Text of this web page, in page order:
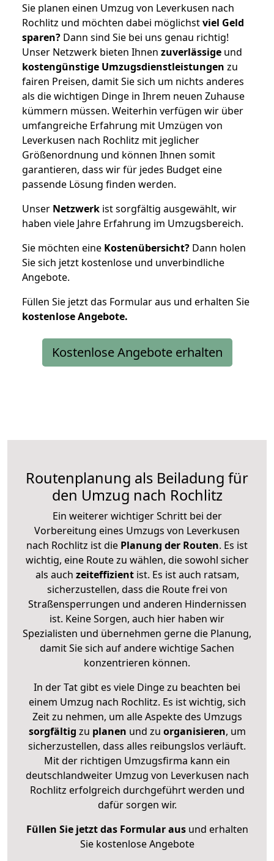
Sie planen einen Umzug von Leverkusen nach
Rochlitz und möchten dabei möglichstviel Geld
sparen? Dann sind Sie bei uns genau richtig!
Unser Netzwerk bieten Ihnen zuverlässige und
kostengünstige Umzugsdienstleistungen zu
fairen Preisen, damit Sie sich um nichts anderes
als die wichtigen Dinge in Ihrem neuen Zuhause
kümmern müssen. Weiterhin verfügen wir über
umfangreiche Erfahrung mit Umzügen von
Leverkusen nach Rochlitz mit jeglicher
Größenordnung und können Ihnen somit
garantieren, dass wir für jedes Budget eine
passende Lösung finden werden.
Unser Netzwerk ist sorgfältig ausgewählt, wir
haben viele Jahre Erfahrung im Umzugsbereich.
Sie möchten eine Kostenübersicht? Dann holen
Sie sich jetzt kostenlose und unverbindliche
Angebote.
Füllen Sie jetzt das Formular aus und erhalten Sie
kostenloseAngebote.
Kostenlose Angebote erhalten
Routenplanung als Beiladung für
den Umzug nach Rochlitz
Ein weiterer wichtiger Schritt bei der
Vorbereitung eines Umzugs von Leverkusen
nach Rochlitz ist die Planung der Routen. Es ist
wichtig, eine Route zu wählen, die sowohl sicher
als auch zeiteffizientist. Es ist auch ratsam,
sicherzustellen, dass die Route frei von
Straßensperrungen und anderen Hindernissen
ist. Keine Sorgen, auch hier haben wir
Spezialisten und übernehmen gerne die Planung,
damit Sie sich auf andere wichtige Sachen
konzentrieren können.
In der Tat gibt es viele Dinge zu beachten bei
einem Umzug nach Rochlitz. Es ist wichtig, sich
Zeit zu nehmen, um alle Aspekte des Umzugs
sorgfältig zu planen und zu organisieren, um
sicherzustellen, dass alles reibungslos verläuft.
Mit der richtigen Umzugsfirma kann ein
deutschlandweiter Umzug von Leverkusen nach
Rochlitz erfolgreich durchgeführt werden und
dafür sorgen wir.
Füllen Sie jetzt das Formular ausund erhalten
Sie kostenlose Angebote